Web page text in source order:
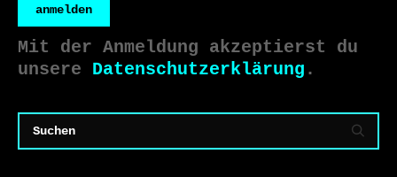
anmelden
Mit der Anmeldung akzeptierst du
unsere Datenschutzerklärung .